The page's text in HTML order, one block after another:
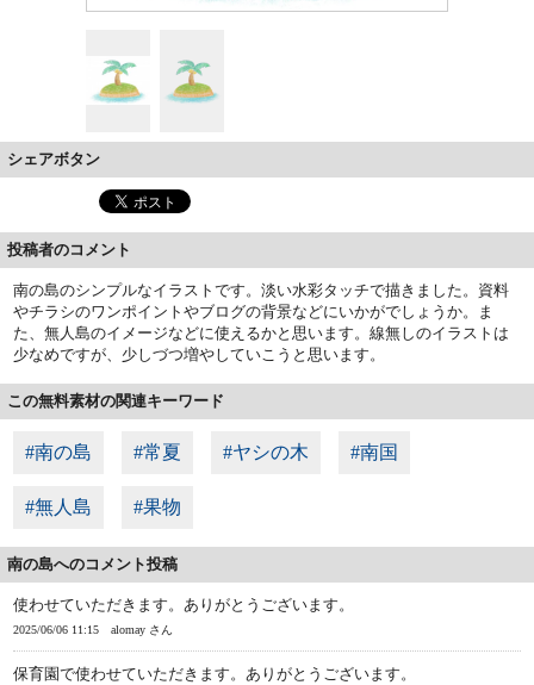
シェアボタン
投稿者のコメント
南の島のシンプルなイラストです。淡い水彩タッチで描きました。資料
やチラシのワンポイントやブログの背景などにいかがでしょうか。ま
た、無人島のイメージなどに使えるかと思います。線無しのイラストは
少なめですが、少しづつ増やしていこうと思います。
この無料素材の関連キーワード
#南の島 #常夏 #ヤシの木 #南国
#無人島 #果物
南の島へのコメント投稿
使わせていただきます。ありがとうございます。
2025/06/06 11:15 alomay さん
保育園で使わせていただきます。ありがとうございます。